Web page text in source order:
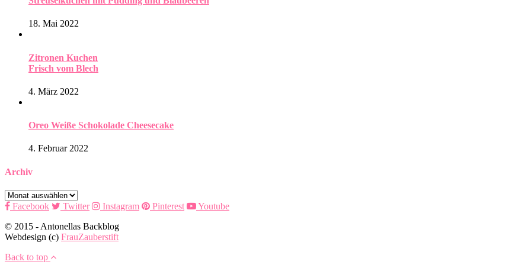
18. Mai 2022
Zitronen Kuchen
Frisch vom Blech
4. März 2022
Oreo Weiße Schokolade Cheesecake
4. Februar 2022
Archiv
Archiv
Facebook
Twitter Instagram Pinterest
Youtube
© 2015 - Antonellas Backblog
Webdesign (c) FrauZauberstift
Back to top